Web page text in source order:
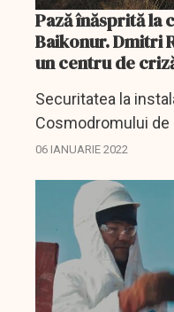
Pază înăsprită la
Baikonur. Dmitri
un centru de
Securitatea la
Cosmodromului de
înăsprită, iar
șeful corporației
06 IANUARIE 2022